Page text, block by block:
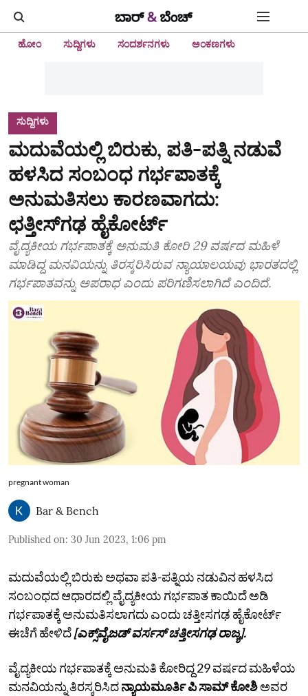
ಹೋಂ ಸುದ್ದಿಗಳು ಸಂದರ್ಶನಗಳು ಅಂಕಣಗಳು
ಸುದ್ದಿಗಳು
ಮದುವೆಯಲ್ಲಿ ಬಿರುಕು, ಪತಿ-ಪತ್ನಿ ನಡುವೆ
ಹಳಸಿದ ಸಂಬಂಧ ಗರ್ಭಪಾತಕ್ಕೆ
ಅನುಮತಿಸಲು ಕಾರಣವಾಗದು:
ಛತ್ತೀಸ್‌ಗಢ ಹೈಕೋರ್ಟ್
ವೈದ್ಯಕೀಯ ಗರ್ಭಪಾತಕ್ಕೆ ಅನುಮತಿ ಕೋರಿ 29 ವರ್ಷದ ಮಹಿಳೆ
ಮಾಡಿದ್ದ ಮನವಿಯನ್ನು ತಿರಸ್ಕರಿಸಿರುವ ನ್ಯಾಯಾಲಯವು ಭಾರತದಲ್ಲಿ
ಗರ್ಭಪಾತವನ್ನು ಅಪರಾಧ ಎಂದು ಪರಿಗಣಿಸಲಾಗಿದೆ ಎಂದಿದೆ.
pregnant woman
Bar & Bench
Published on: 30 Jun 2023, 1:06 pm
ಮದುವೆಯಲ್ಲಿ ಬಿರುಕು ಅಥವಾ ಪತಿ-ಪತ್ನಿಯ ನಡುವಿನ ಹಳಸಿದ
ಸಂಬಂಧದ ಆಧಾರದಲ್ಲಿ ವೈದ್ಯಕೀಯ ಗರ್ಭಪಾತ ಕಾಯಿದೆ ಅಡಿ
ಗರ್ಭಪಾತಕ್ಕೆ ಅನುಮತಿಸಲಾಗದು ಎಂದು ಚತ್ತೀಸಗಢ ಹೈಕೋರ್ಟ್
ಈಚೆಗೆ ಹೇಳಿದೆ[ಎಕ್ಸ್‌ವೈಜಡ್‌ ವರ್ಸಸ್‌ ಚತ್ತೀಸಗಢ ರಾಜ್ಯ].
ವೈದ್ಯಕೀಯ ಗರ್ಭಪಾತಕ್ಕೆ ಅನುಮತಿ ಕೋರಿದ್ದ 29 ವರ್ಷದ ಮಹಿಳೆಯ
ಮನವಿಯನ್ನು ತಿರಸ್ಕರಿಸಿದನ್ಯಾಯಮೂರ್ತಿ ಪಿ ಸಾಮ್‌ ಕೋಶಿಅವರ